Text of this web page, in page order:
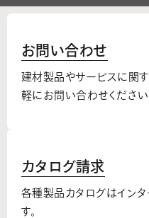
お問い合わせ
建材製品やサービスに関す
軽にお問い合わせください
カタログ請求
各種製品カタログはイン
す。